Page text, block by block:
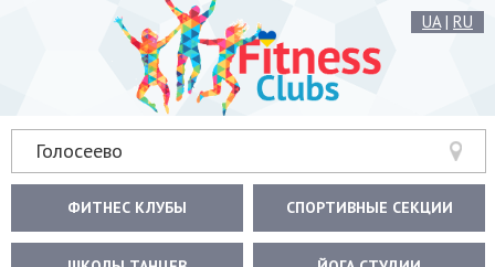
UA| RU
Голосеево
ФИТНЕС КЛУБЫ СПОРТИВНЫЕ СЕКЦИИ